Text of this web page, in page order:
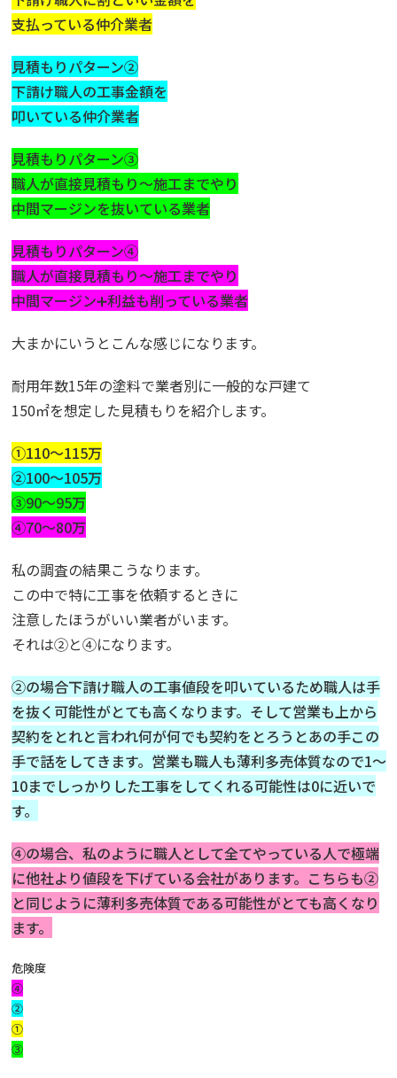
支払っている仲介業者
見積もりパターン②
下請け職人の工事金額を
叩いている仲介業者
見積もりパターン③
職人が直接見積もり〜施工までやり
中間マージンを抜いている業者
見積もりパターン④
職人が直接見積もり〜施工までやり
中間マージン➕利益も削っている業者
大まかにいうとこんな感じになります。
耐用年数15年の塗料で業者別に一般的な戸建て
150㎡を想定した見積もりを紹介します。
①110〜115万
②100〜105万
③90〜95万
④70〜80万
私の調査の結果こうなります。
この中で特に工事を依頼するときに
注意したほうがいい業者がいます。
それは②と④になります。
②の場合下請け職人の工事値段を叩いているため職人は手
を抜く可能性がとても高くなります。そして営業も上から
契約をとれと言われ何が何でも契約をとろうとあの手この
手で話をしてきます。営業も職人も薄利多売体質なので1〜
10までしっかりした工事をしてくれる可能性は0に近いで
す。
④の場合、私のように職人として全てやっている人で極端
に他社より値段を下げている会社があります。こちらも②
と同じように薄利多売体質である可能性がとても高くなり
ます。
危険度
➃
②
①
③